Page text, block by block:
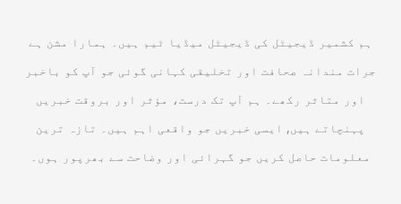
ہم کشمیر ڈیجیٹل کی ڈیجیٹل میڈیا ٹیم ہیں۔ ہمارا مشن ہے
جرات مندانہ صحافت اور تخلیقی کہانی گوئی جو آپ کو باخبر
اور متاثر رکھے۔ ہم آپ تک درست، مؤثر اور بروقت خبریں
پہنچاتے ہیں, ایسی خبریں جو واقعی اہم ہیں۔ تازہ ترین
معلومات حاصل کریں جو گہرائی اور وضاحت سے بھرپور ہوں۔